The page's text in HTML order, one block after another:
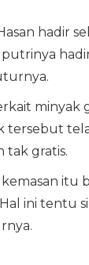
hadir
minyak
tersebut
tak gratis.
itu
ini tentu